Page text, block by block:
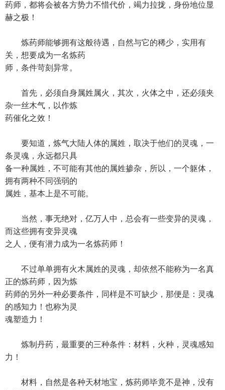
药师，都将会被各方势力不惜代价，竭力拉拢，身份地位显
赫之极！
炼药师能够拥有这般待遇，自然与它的稀少，实用有
关，想要成为一名炼药
师，条件苛刻异常。
首先，必须自身属姓属火，其次，火体之中，还必须夹
杂一丝木气，以作炼
药催化之效！
要知道，炼气大陆人体的属姓，取决于他们的灵魂，一
条灵魂，永远都只具
备一种属姓，不可能有其他的属姓掺杂，所以，一个躯体，
拥有两种不同强弱的
属姓，基本上是不可能。
当然，事无绝对，亿万人中，总会有一些变异的灵魂，
而这些拥有变异灵魂
之人，便有潜力成为一名炼药师！
不过单单拥有火木属姓的灵魂，却依然不能称为一名真
正的炼药师，因为炼
药师的另外一种必要条件，同样是不可缺少，那便是：灵魂
的感知力！也称为灵
魂塑造力！
炼制丹药，最重要的三种条件：材料，火种，灵魂感知
力！
材料，自然是各种天材地宝，炼药师毕竟不是神，没有